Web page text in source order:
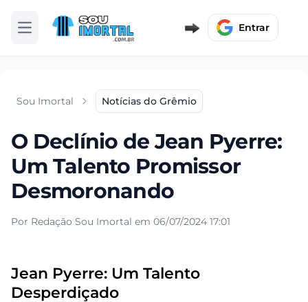
Abrir menu Entrar
Sou Imortal Notícias do Grêmio
O Declínio de Jean Pyerre:
Um Talento Promissor
Desmoronando
Por Redação Sou Imortal em 06/07/2024 17:01
Jean Pyerre: Um Talento
Desperdiçado